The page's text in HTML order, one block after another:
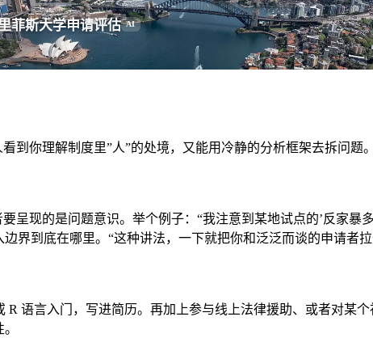
菲斯大学申请评估 AI
你理解制度里”人”的处境，又能用冷静的分析框架去拆问题
呈现的是问题意识。举个例子：“我注意到某地试点的’反家暴
界到底在哪里。“这种讲法，一下就把你和泛泛而谈的申请者拉
R 语言入门，写进简历。再加上参与线上法律援助、或者对某